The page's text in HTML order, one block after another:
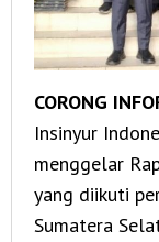
CORONG
Insinyur
menggelar
yang diikuti
Sumatera